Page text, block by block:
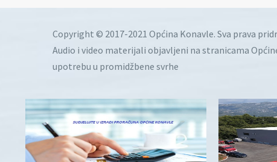
Copyright © 2017-2021 Općina Konavle. Sva prava
Audio i video materijali objavljeni na stranicama
upotrebu u promidžbene svrhe